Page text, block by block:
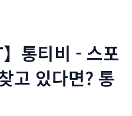
통티비 - 스포
고 있다면? 통